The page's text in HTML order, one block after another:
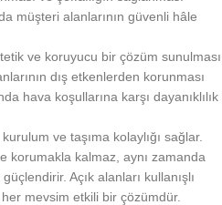
müşteri alanlarının güvenli hâle
ve koruyucu bir çözüm sunulması
dış etkenlerden korunması
hava koşullarına karşı dayanıklılık
ve taşıma kolaylığı sağlar.
korumakla kalmaz, aynı zamanda
Açık alanları kullanışlı
mevsim etkili bir çözümdür.